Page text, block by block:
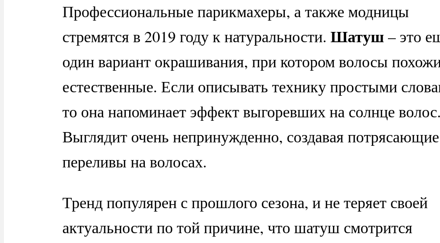
Профессиональные парикмахеры, а также модницы
стремятся в 2019 году к натуральности. Шатуш– это
один вариант окрашивания, при котором волосы
естественные. Если описывать технику простыми
то она напоминает эффект выгоревших на солнце
Выглядит очень непринужденно, создавая потрясающие
переливы на волосах.
Тренд популярен с прошлого сезона, и не теряет своей
актуальности по той причине, что шатуш смотрится